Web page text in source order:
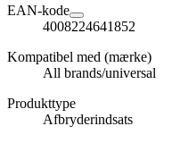
EAN-kode
4008224641852
Kompatibel med (mærke)
All brands/universal
Produkttype
Afbryderindsats